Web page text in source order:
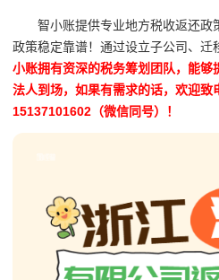
智小账提供专业地方税收返还政
政策稳定靠谱！通过设立子公司、迁
小账拥有资深的税务筹划团队，能
法人到场，如果有需求的话，欢迎致
15137101602（微信同号）！